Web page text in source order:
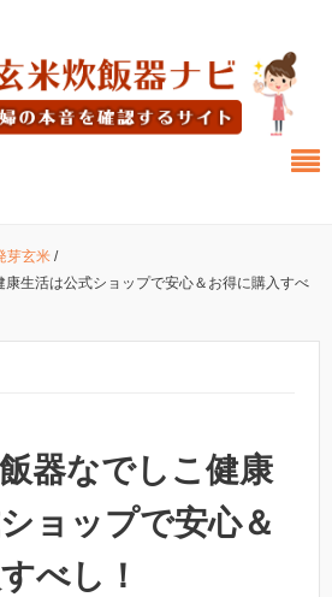
芽玄米 /
生活は公式ショップで安心＆お得に購入すべ
器なでしこ健康
ョップで安心＆
べし！